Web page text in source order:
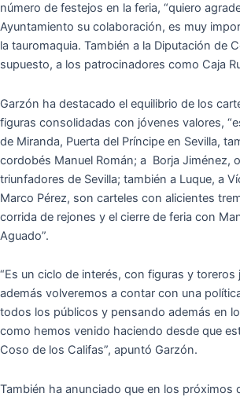
número de festejos en la feria, “quiero
Ayuntamiento su colaboración, es muy
la tauromaquia. También a la Diputación de
supuesto, a los patrocinadores como Caja
Garzón ha destacado el equilibrio de los
figuras consolidadas con jóvenes valores,
de Miranda, Puerta del Príncipe en Sevilla,
cordobés Manuel Román; a Borja Jiménez,
triunfadores de Sevilla; también a Luque, a
Marco Pérez, son carteles con alicientes
corrida de rejones y el cierre de feria con
Aguado”.
“Es un ciclo de interés, con figuras y
además volveremos a contar con una
todos los públicos y pensando además en
como hemos venido haciendo desde que
Coso de los Califas”, apuntó Garzón.
También ha anunciado que en los próximos